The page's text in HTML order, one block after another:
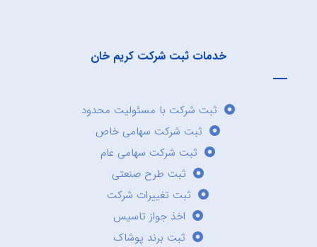
خدمات ثبت شرکت کریم خان
ثبت شرکت با مسئولیت محدود
ثبت شرکت سهامی خاص
ثبت شرکت سهامی عام
ثبت طرح صنعتی
ثبت تغییرات شرکت
اخذ جواز تاسیس
ثبت برند پوشاک